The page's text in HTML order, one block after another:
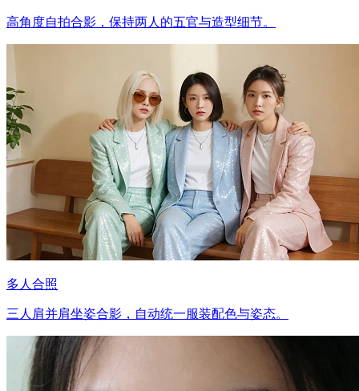
高角度自拍合影，保持两人的五官与造型细节。
多人合照
三人肩并肩坐姿合影，自动统一服装配色与姿态。